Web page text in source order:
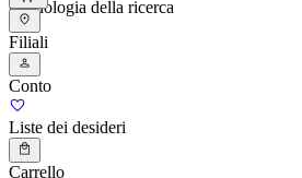
Cronologia della ricerca
Filiali
Conto
Liste dei desideri
Carrello